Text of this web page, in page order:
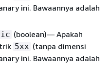
ini. Bawaannya adalah
(boolean)— Apakah
5xx (tanpa dimensi
ini. Bawaannya adalah